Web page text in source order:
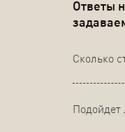
Ответы
Сколько
Подойдет